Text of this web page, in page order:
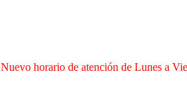
Nuevo horario de atención de Lunes a